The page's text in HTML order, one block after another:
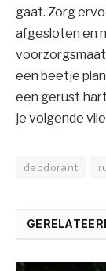
gaat. Zorg
afgesloten en
een beetje
een gerust
je volgende
deodorant